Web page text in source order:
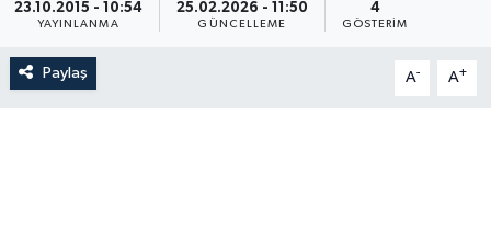
23.10.2015 - 10:54
YAYINLANMA
25.02.2026 - 11:50
GÜNCELLEME
4
GÖSTERIM
Paylaş A- A+
Tüm Manşetler
Son Dakika Haberleri